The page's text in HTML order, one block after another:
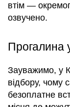
втім —
озвучено.
Прогалина у
Зауважимо, у
відбору, чому
безоплатне